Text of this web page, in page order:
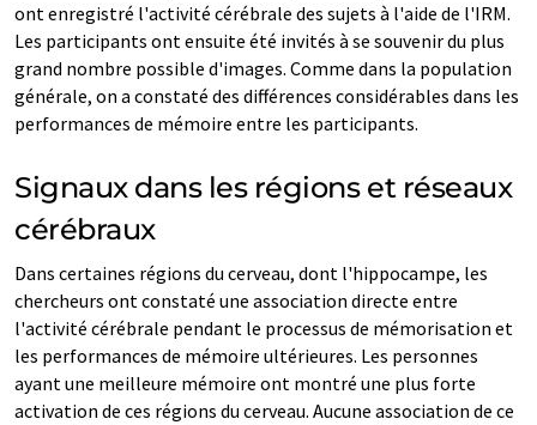
ont enregistré l'activité cérébrale des sujets à l'aide de l'IRM.
Les participants ont ensuite été invités à se souvenir du plus
grand nombre possible d'images. Comme dans la population
générale, on a constaté des différences considérables dans les
performances de mémoire entre les participants.
Signaux dans les régions et réseaux
cérébraux
Dans certaines régions du cerveau, dont l'hippocampe, les
chercheurs ont constaté une association directe entre
l'activité cérébrale pendant le processus de mémorisation et
les performances de mémoire ultérieures. Les personnes
ayant une meilleure mémoire ont montré une plus forte
activation de ces régions du cerveau. Aucune association de ce